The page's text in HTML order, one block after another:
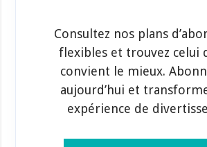
Consultez nos plans
flexibles et trouvez celui
convient le mieux.
aujourd’hui et
expérience de